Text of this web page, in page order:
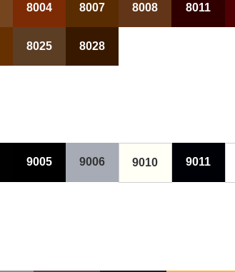
8004 8007 8008 8011
8025 8028
9005 9006 9010 9011